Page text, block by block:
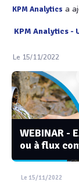
KPM Analytics a
KPM Analytics -
Le 15/11/2022
WEBINAR -
ou à flux
Le 15/11/2022